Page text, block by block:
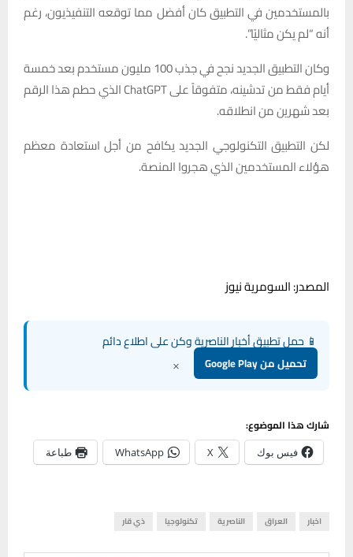
بالمستخدمين في التطبيق كان أفضل مما توقعه التنفيذيون، رغم
أنه “لم يكن مثاليًا”.
وكان التطبيق الجديد نجح في جذب 100 مليون مستخدم بعد خمسة
أيام فقط من تدشينه، متفوقاً على ChatGPT الذي حطم هذا الرقم
بعد شهرين من انطلاقه.
لكن التطبيق التكنولوجي الجديد يكافح من أجل استعادة معظم
هؤلاء المستخدمين الذي هجروا المنصة.
المصدر: السومرية نيوز
📱 حمل تطبيق أخبار الناصرية وكن على اطلاع دائم
تحميل من Google Play ×
شارك هذا الموضوع:
فيس بوك X
WhatsApp طباعة
اخبار العراق الناصرية تكنولوجيا ذي قار